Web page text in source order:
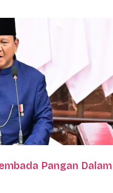
Pangan Dalam